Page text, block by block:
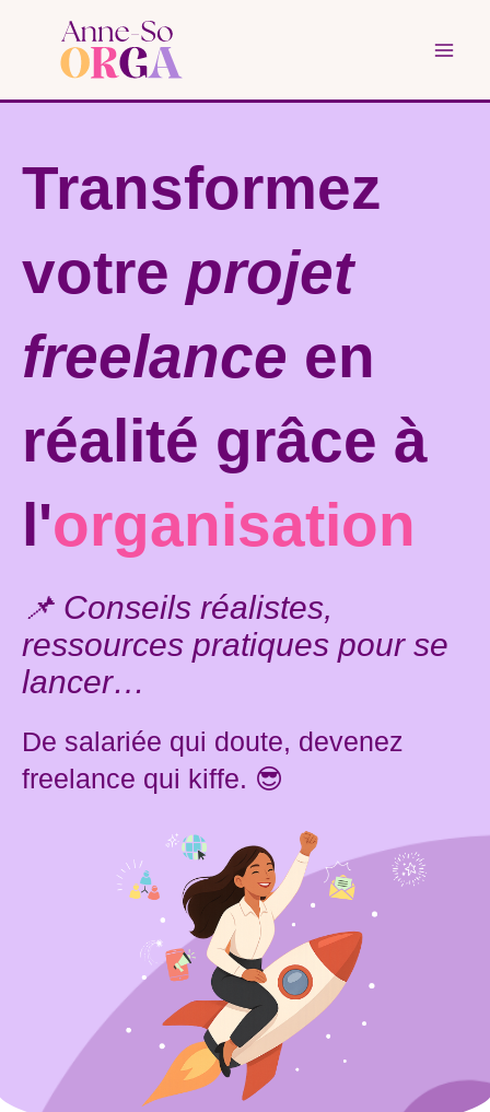
Transformez
votre projet
freelance en
réalité grâce à
l'organisation
📌 Conseils réalistes,
ressources pratiques pour se
lancer…
De salariée qui doute, devenez
freelance qui kiffe. 😎